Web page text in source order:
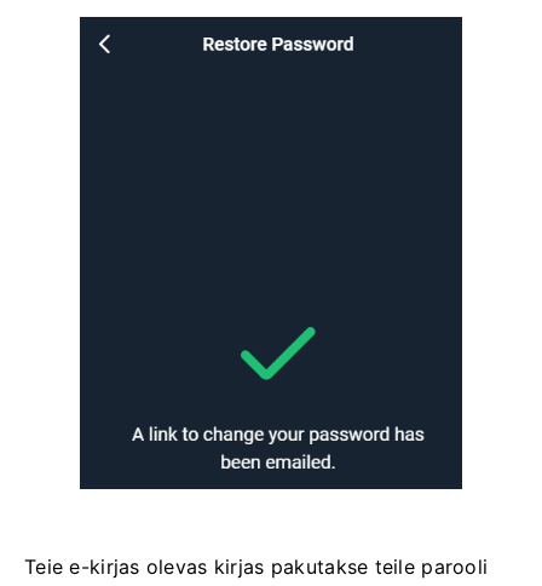
Teie e-kirjas olevas kirjas pakutakse teile parooli